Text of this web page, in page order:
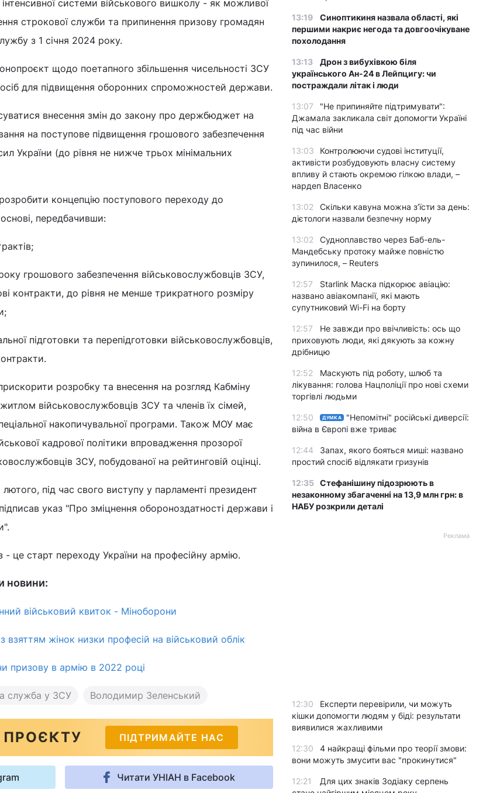
системи військового вишколу - як можливої
строкової служби та припинення призову громадян
з 1 січня 2024 року.
щодо поетапного збільшення чисельності ЗСУ
для підвищення оборонних спроможностей держави.
внесення змін до закону про держбюджет на
на поступове підвищення грошового забезпечення
України (до рівня не нижче трьох мінімальних
концепцію поступового переходу до
передбачивши:
грошового забезпечення військовослужбовців ЗСУ,
контракти, до рівня не менше трикратного розміру
підготовки та перепідготовки військовослужбовців,
розробку та внесення на розгляд Кабміну
військовослужбовців ЗСУ та членів їх сімей,
накопичувальної програми. Також МОУ має
кадрової політики впровадження прозорої
ЗСУ, побудованої на рейтинговій оцінці.
під час свого виступу у парламенті президент
указ "Про зміцнення обороноздатності держави і
це старт переходу України на професійну армію.
новини:
військовий квиток - Міноборони
жінок низки професій на військовий облік
призову в армію в 2022 році
служба у ЗСУ Володимир Зеленський
ПІДТРИМАЙТЕ НАС
Читати УНІАН в Facebook
13:19
Синоптикиня назвала області, які
першими накриє негода та довгоочікуване
похолодання
13:13
Дрон з вибухівкою біля
українського Ан-24 в Лейпцигу: чи
постраждали літак і люди
13:07
"Не припиняйте підтримувати":
Джамала закликала світ допомогти Україні
під час війни
13:03
Контролюючи судові інституції,
активісти розбудовують власну систему
впливу й стають окремою гілкою влади, –
нардеп Власенко
13:02
Скільки кавуна можна з’їсти за день:
дієтологи назвали безпечну норму
13:02
Судноплавство через Баб-ель-
Мандебську протоку майже повністю
зупинилося, – Reuters
12:57
Starlink Маска підкорює авіацію:
названо авіакомпанії, які мають
супутниковий Wi-Fi на борту
12:57
Не завжди про ввічливість: ось що
приховують люди, які дякують за кожну
дрібницю
12:52
Маскують під роботу, шлюб та
лікування: голова Нацполіції про нові схеми
торгівлі людьми
12:50 ДУМКА
"Непомітні" російські диверсії:
війна в Європі вже триває
12:44
Запах, якого бояться миші: названо
простий спосіб відлякати гризунів
12:35 Стефанішину підозрюють в
незаконному збагаченні на 13,9 млн грн: в
НАБУ розкрили деталі
Реклама
12:30
Експерти перевірили, чи можуть
кішки допомогти людям у біді: результати
виявилися жахливими
12:30
4 найкращі фільми про теорії змови:
вони можуть змусити вас "прокинутися"
12:21
Для цих знаків Зодіаку серпень